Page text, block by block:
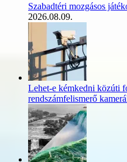
Szabadtéri mozgásos
2026.08.09.
Lehet-e kémkedni közúti
rendszámfelismerő